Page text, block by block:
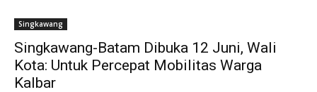
Singkawang
Singkawang-Batam Dibuka 12 Juni, Wali
Kota: Untuk Percepat Mobilitas Warga
Kalbar